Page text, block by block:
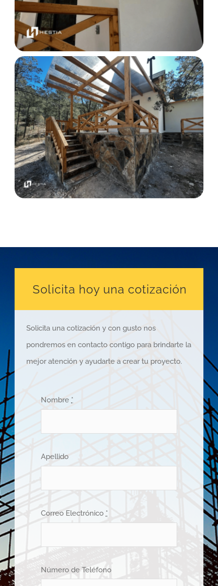
Solicita hoy una cotización
Solicita una cotización y con gusto nos
pondremos en contacto contigo para brindarte la
mejor atención y ayudarte a crear tu proyecto.
Nombre *
Apellido
Correo Electrónico *
Número de Teléfono